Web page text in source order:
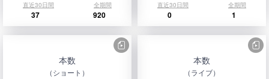
直近30日間 全期間
37 920
直近30日間 全期間
0 1
本数
（ショート）
本数
（ライブ）